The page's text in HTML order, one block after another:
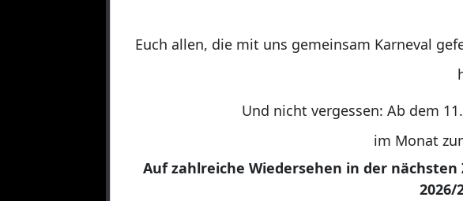
Euch allen, die mit uns gemeinsam Karneval
Und nicht vergessen: Ab dem
im Monat
Auf zahlreiche Wiedersehen in der
2026/